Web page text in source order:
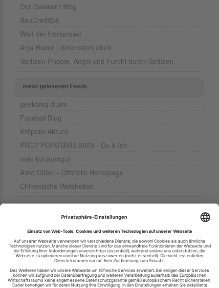
Der Gaswarn Blog
BauCredit24
Welt der Hortensien
Anja Bader | dimensionLeben
Spritzen-Phobie. Angst und Furcht durch Spritzen.
meist gelesenen Feeds
geekblog.dl.am
Fussball Blog
Kröpelin Aktuell
PRO7 POPSTARS 2009 - Du & Ich
mac-kurzundgut
Arno Dübel - Offizielle Homepage
Chinesische Weisheiten
Ihren RSS-Feed veröffentlichen
RSS-Verzeichnis.de © 2003-2026